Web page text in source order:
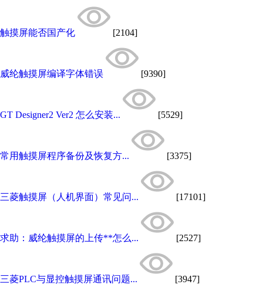
触摸屏能否国产化 [2104]
威纶触摸屏编译字体错误 [9390]
GT Designer2 Ver2 怎么安装... [5529]
常用触摸屏程序备份及恢复方... [3375]
三菱触摸屏（人机界面）常见问... [17101]
求助：威纶触摸屏的上传**怎么... [2527]
三菱PLC与显控触摸屏通讯问题... [3947]